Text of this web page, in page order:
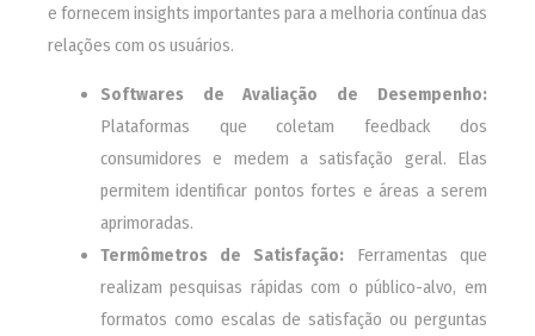
e fornecem insights importantes para a melhoria contínua das
relações com os usuários.
Softwares de Avaliação de Desempenho:
Plataformas que coletam feedback dos
consumidores e medem a satisfação geral. Elas
permitem identificar pontos fortes e áreas a serem
aprimoradas.
Termômetros de Satisfação: Ferramentas que
realizam pesquisas rápidas com o público-alvo, em
formatos como escalas de satisfação ou perguntas